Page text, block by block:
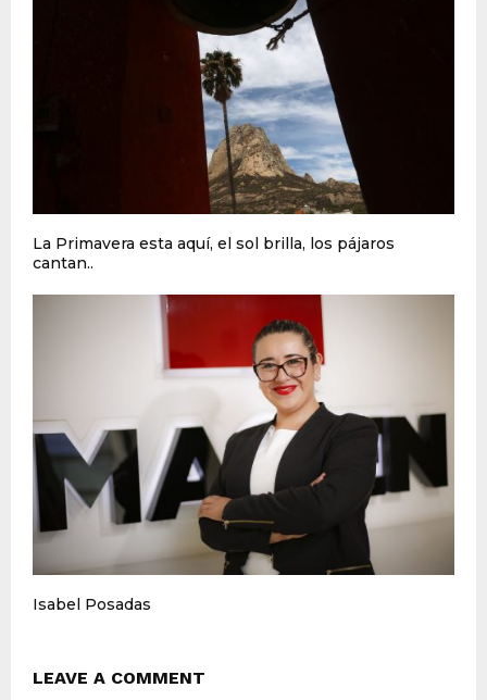
La Primavera esta aquí, el sol brilla, los pájaros
cantan..
Isabel Posadas
LEAVE A COMMENT